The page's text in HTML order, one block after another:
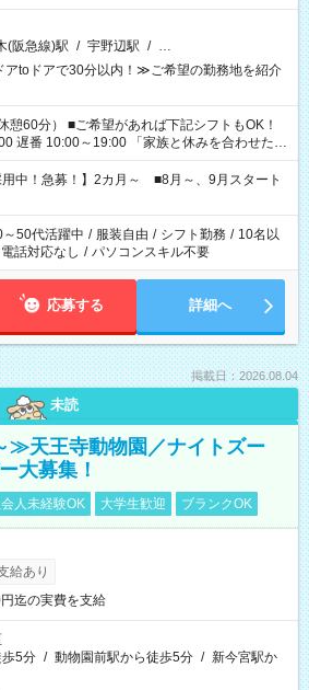
(阪急線)駅 / 宇野辺駅 / …
toドアで30分以内！≫ご希望の勤務地を紹介
れば下記シフトもOK！
～19:00 「家族と休みを合わせた
って夕飯の準備がしたい」 「できれば残業はし
希望を教えてくださいね。 ※Wワーク希望
お仕事で希望する勤務時間と、もう1つのお仕事
計で週40時間を超える場合は応募できません。
用中！急募！】2カ月～ ■8月～、9月スタート
～50代活躍中 / 服装自由 / シフト勤務 / 10名以
電話対応なし / パソコンスキル不要
応募する 詳細へ
掲載日：2026.08.04
未読
≫天王寺動物園／ナイトズー
大募集！
人未経験OK 大学生歓迎 ブランクOK
給あり
迄の実費を支給
5分 / 動物園前駅から徒歩5分 / 新今宮駅か